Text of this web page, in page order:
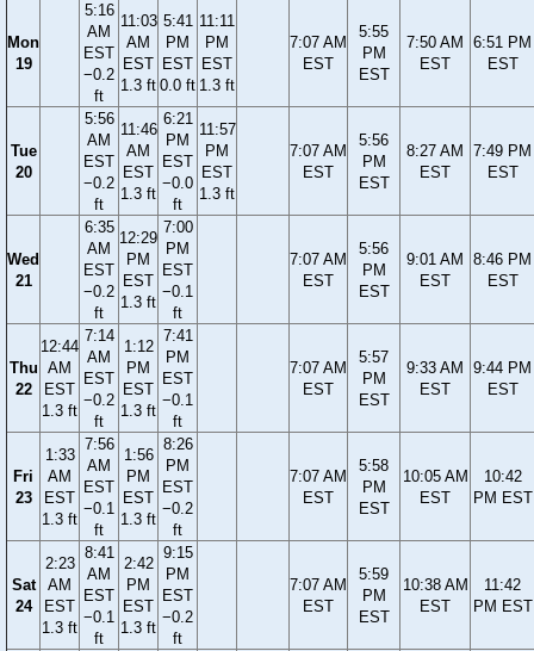
Mon
19
5:16
AM
EST
−0.2
ft
11:03
AM
EST
1.3 ft
5:41
PM
EST
0.0 ft
11:11
PM
EST
1.3 ft
7:07 AM
EST
5:55
PM
EST
7:50 AM
EST
6:51 PM
EST
Tue
20
5:56
AM
EST
−0.2
ft
11:46
AM
EST
1.3 ft
6:21
PM
EST
−0.0
ft
11:57
PM
EST
1.3 ft
7:07 AM
EST
5:56
PM
EST
8:27 AM
EST
7:49 PM
EST
Wed
21
6:35
AM
EST
−0.2
ft
12:29
PM
EST
1.3 ft
7:00
PM
EST
−0.1
ft
7:07 AM
EST
5:56
PM
EST
9:01 AM
EST
8:46 PM
EST
Thu
22
12:44
AM
EST
1.3 ft
7:14
AM
EST
−0.2
ft
1:12
PM
EST
1.3 ft
7:41
PM
EST
−0.1
ft
7:07 AM
EST
5:57
PM
EST
9:33 AM
EST
9:44 PM
EST
Fri
23
1:33
AM
EST
1.3 ft
7:56
AM
EST
−0.1
ft
1:56
PM
EST
1.3 ft
8:26
PM
EST
−0.2
ft
7:07 AM
EST
5:58
PM
EST
10:05 AM
EST
10:42
PM EST
Sat
24
2:23
AM
EST
1.3 ft
8:41
AM
EST
−0.1
ft
2:42
PM
EST
1.3 ft
9:15
PM
EST
−0.2
ft
7:07 AM
EST
5:59
PM
EST
10:38 AM
EST
11:42
PM EST